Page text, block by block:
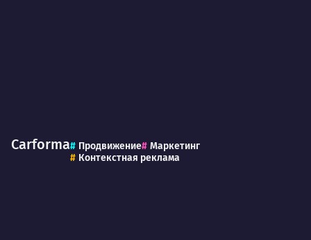
Carforma Продвижение
Маркетинг
Контекстная реклама